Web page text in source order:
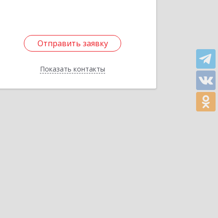
Отправить заявку
Показать контакты
Отправить заявку
Назад